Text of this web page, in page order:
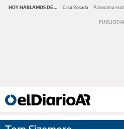
HOY HABLAMOS DE... Casa Rosada Panorama